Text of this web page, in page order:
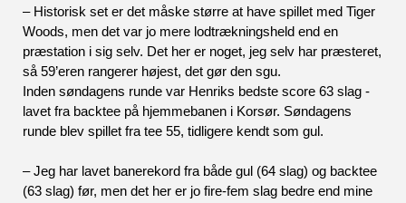
– Historisk set er det måske større at have spillet med Tiger
Woods, men det var jo mere lodtrækningsheld end en
præstation i sig selv. Det her er noget, jeg selv har præsteret,
så 59’eren rangerer højest, det gør den sgu.
Inden søndagens runde var Henriks bedste score 63 slag -
lavet fra backtee på hjemmebanen i Korsør. Søndagens
runde blev spillet fra tee 55, tidligere kendt som gul.
– Jeg har lavet banerekord fra både gul (64 slag) og backtee
(63 slag) før, men det her er jo fire-fem slag bedre end mine